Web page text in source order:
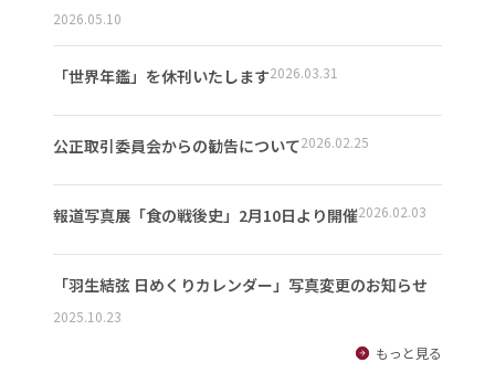
2026.05.10
「世界年鑑」を休刊いたします2026.03.31
公正取引委員会からの勧告について2026.02.25
報道写真展「食の戦後史」2月10日より開催2026.02.03
「羽生結弦 日めくりカレンダー」写真変更のお知らせ
2025.10.23
もっと見る